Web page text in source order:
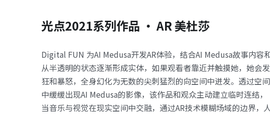
光点2021系列作品 · AR 美杜莎
Digital FUN 为AI Medusa开发AR体验，结合AI Medusa故事内容
从半透明的状态逐渐形成实体，如果观看者靠近并触摸她，她会发
狂和暴怒，全身幻化为无数的尖刺猛烈的向空间中迸发。透过空间
中缓缓出现AI Medusa的影像，该作品和观众主动建立临时连结，
当音乐与视觉在现实空间中交融，通过AR技术模糊场域的边界，人